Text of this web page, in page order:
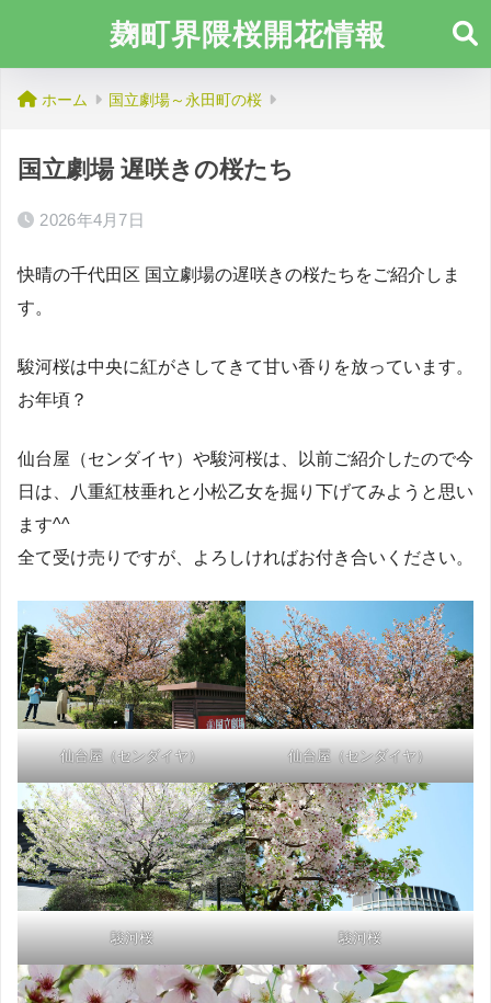
麹町界隈桜開花情報
ホーム 国立劇場～永田町の桜
国立劇場 遅咲きの桜たち
2026年4月7日
快晴の千代田区 国立劇場の遅咲きの桜たちをご紹介しま
す。
駿河桜は中央に紅がさしてきて甘い香りを放っています。
お年頃？
仙台屋（センダイヤ）や駿河桜は、以前ご紹介したので今
日は、八重紅枝垂れと小松乙女を掘り下げてみようと思い
ます^^
全て受け売りですが、よろしければお付き合いください。
仙台屋（センダイヤ） 仙台屋（センダイヤ）
駿河桜 駿河桜